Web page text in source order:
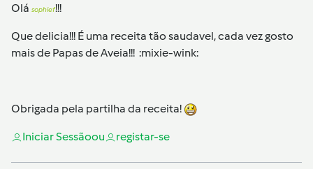
Olá sophief!!!
Que delicia!!! É uma receita tão saudavel, cada vez gosto
mais de Papas de Aveia!!! :mixie-wink:
Obrigada pela partilha da receita!
Iniciar Sessãoou registar-se